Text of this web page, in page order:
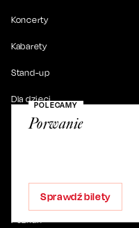
POLECAMY
Porwanie
Sprawdź bilety
Koncerty
Kabarety
Stand-up
Dla dzieci
Nowości
Bydgoszcz
Poznań